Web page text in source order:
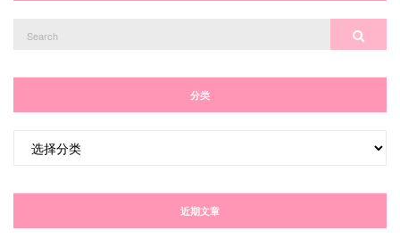
for:
分类
近期文章